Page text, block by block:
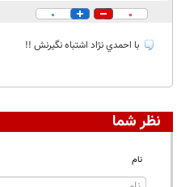
در انتظار بررسی:
0
0
با احمدي نژاد اشتباه نگيرنش !!
نظر شما
نام